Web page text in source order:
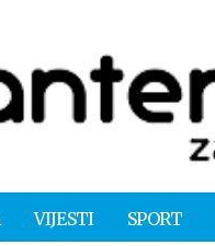
VIJESTI SPORT